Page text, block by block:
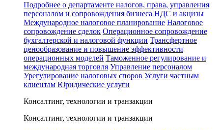
Подробнее о департаменте налогов, права, управления
персоналом и сопровождения бизнеса НДС и акцизы
Международное налоговое планирование Налоговое
сопровождение сделок Операционное сопровождение
бухгалтерской и налоговой функции Трансфертное
ценообразование и повышение эффективности
операционных моделей Таможенное регулирование и
международная торговля Управление персоналом
Урегулирование налоговых споров Услуги частным
клиентам Юридические услуги
Консалтинг, технологии и транзакции
Консалтинг, технологии и транзакции